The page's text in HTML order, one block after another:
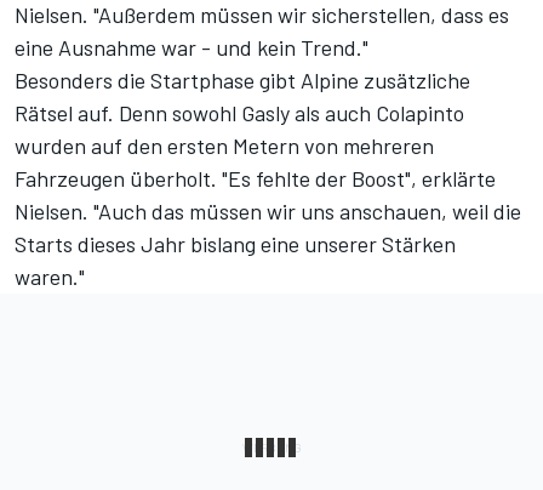
Nielsen. "Außerdem müssen wir sicherstellen, dass es
eine Ausnahme war - und kein Trend."
Besonders die Startphase gibt Alpine zusätzliche
Rätsel auf. Denn sowohl Gasly als auch Colapinto
wurden auf den ersten Metern von mehreren
Fahrzeugen überholt. "Es fehlte der Boost", erklärte
Nielsen. "Auch das müssen wir uns anschauen, weil die
Starts dieses Jahr bislang eine unserer Stärken
waren."